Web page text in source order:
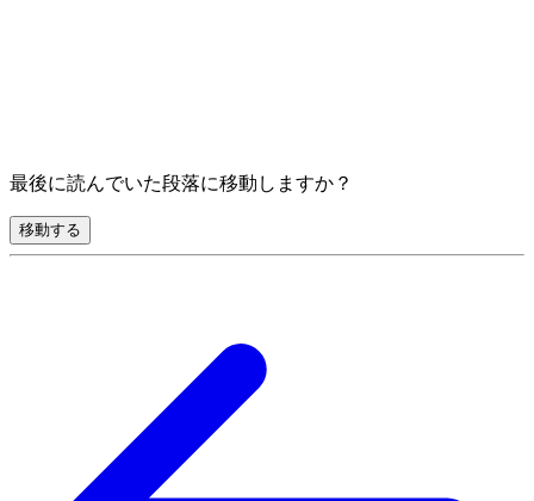
最後に読んでいた段落に移動しますか？
移動する